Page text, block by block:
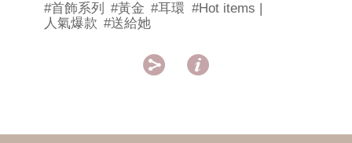
#首飾系列 #黃金 #耳環 #Hot items |
人氣爆款 #送給她
 